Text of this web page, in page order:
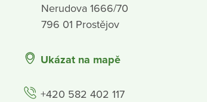
Nerudova 1666/70
796 01 Prostějov
Ukázat na mapě
+420 582 402 117